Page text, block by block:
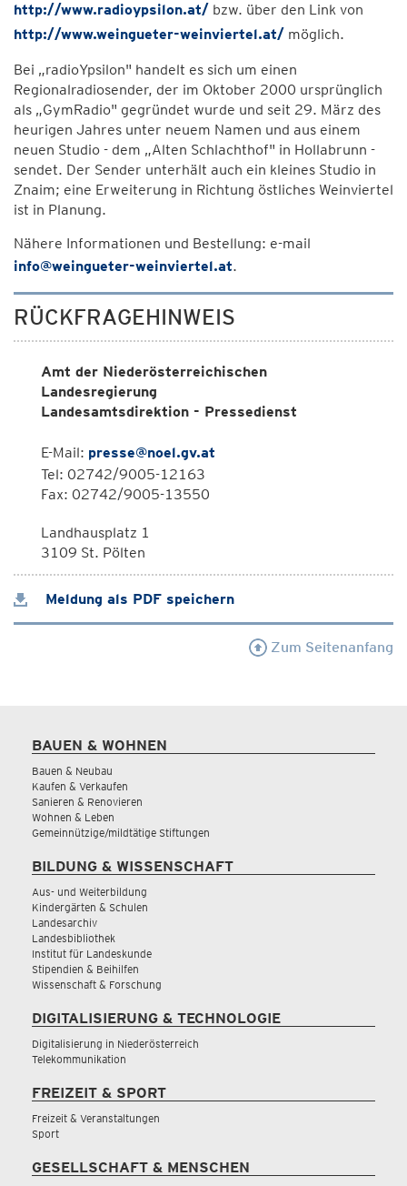
http://www.radioypsilon.at/ bzw. über den Link von
http://www.weingueter-weinviertel.at/ möglich.
Bei „radioYpsilon" handelt es sich um einen
Regionalradiosender, der im Oktober 2000 ursprünglich
als „GymRadio" gegründet wurde und seit 29. März des
heurigen Jahres unter neuem Namen und aus einem
neuen Studio - dem „Alten Schlachthof" in Hollabrunn -
sendet. Der Sender unterhält auch ein kleines Studio in
Znaim; eine Erweiterung in Richtung östliches Weinviertel
ist in Planung.
Nähere Informationen und Bestellung: e-mail
info@weingueter-weinviertel.at.
RÜCKFRAGEHINWEIS
Amt der Niederösterreichischen
Landesregierung
Landesamtsdirektion - Pressedienst
E-Mail: presse@noel.gv.at
Tel: 02742/9005-12163
Fax: 02742/9005-13550
Landhausplatz 1
3109 St. Pölten
Meldung als PDF speichern
Zum Seitenanfang
BAUEN & WOHNEN
Bauen & Neubau
Kaufen & Verkaufen
Sanieren & Renovieren
Wohnen & Leben
Gemeinnützige/mildtätige Stiftungen
BILDUNG & WISSENSCHAFT
Aus- und Weiterbildung
Kindergärten & Schulen
Landesarchiv
Landesbibliothek
Institut für Landeskunde
Stipendien & Beihilfen
Wissenschaft & Forschung
DIGITALISIERUNG & TECHNOLOGIE
Digitalisierung in Niederösterreich
Telekommunikation
FREIZEIT & SPORT
Freizeit & Veranstaltungen
Sport
GESELLSCHAFT & MENSCHEN